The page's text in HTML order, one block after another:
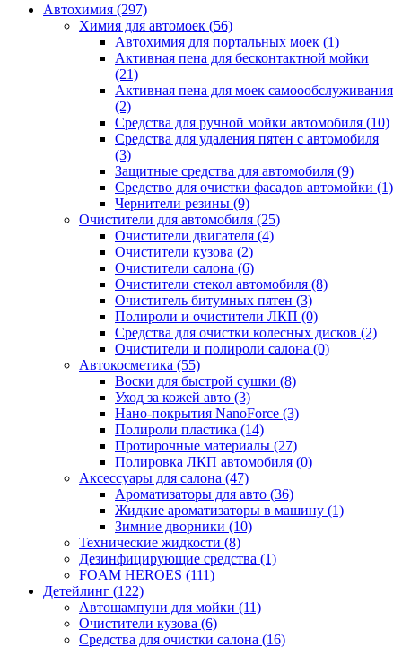
Автохимия (297)
Химия для автомоек (56)
Автохимия для портальных моек (1)
Активная пена для бесконтактной мойки
(21)
Активная пена для моек самоообслуживания
(2)
Средства для ручной мойки автомобиля (10)
Средства для удаления пятен с автомобиля
(3)
Защитные средства для автомобиля (9)
Средство для очистки фасадов автомойки (1)
Чернители резины (9)
Очистители для автомобиля (25)
Очистители двигателя (4)
Очистители кузова (2)
Очистители салона (6)
Очистители стекол автомобиля (8)
Очиститель битумных пятен (3)
Полироли и очистители ЛКП (0)
Средства для очистки колесных дисков (2)
Очистители и полироли салона (0)
Автокосметика (55)
Воски для быстрой сушки (8)
Уход за кожей авто (3)
Нано-покрытия NanoForce (3)
Полироли пластика (14)
Протирочные материалы (27)
Полировка ЛКП автомобиля (0)
Аксессуары для салона (47)
Ароматизаторы для авто (36)
Жидкие ароматизаторы в машину (1)
Зимние дворники (10)
Технические жидкости (8)
Дезинфицирующие средства (1)
FOAM HEROES (111)
Детейлинг (122)
Автошампуни для мойки (11)
Очистители кузова (6)
Средства для очистки салона (16)